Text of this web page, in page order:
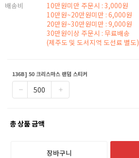
배송비
10만원미만 주문시 : 3,000원
10만원~20만원미만 : 6,000원
20만원~30만원미만 : 9,000원
30만원이상 주문시 : 무료배송
(제주도 및 도서지역 도선료 별도)
136B] 50 크리스마스 랜덤 스티커
총 상품 금액
장바구니